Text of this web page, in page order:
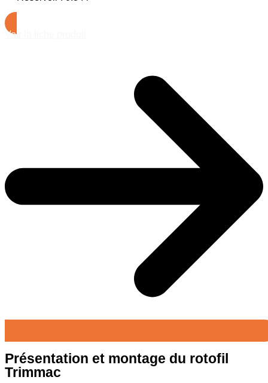
Voir la fiche produit
Présentation et montage du rotofil
Trimmac